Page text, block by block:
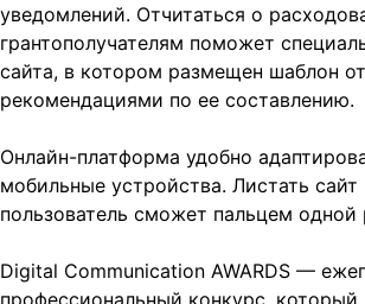
уведомлений. Отчитаться о
грантополучателям поможет
сайта, в котором размещен шаблон
рекомендациями по ее составлению.
Онлайн-платформа удобно
мобильные устройства. Листать сайт
пользователь сможет пальцем одной
Digital Communication AWARDS —